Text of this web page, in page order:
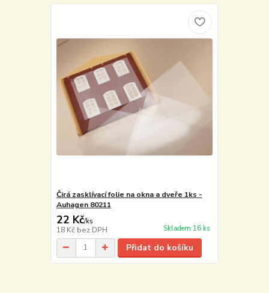
Čirá zasklívací folie na okna a dveře 1ks -
Auhagen 80211
22 Kč/ks
18 Kč bez DPH Skladem 16 ks
Přidat do košíku